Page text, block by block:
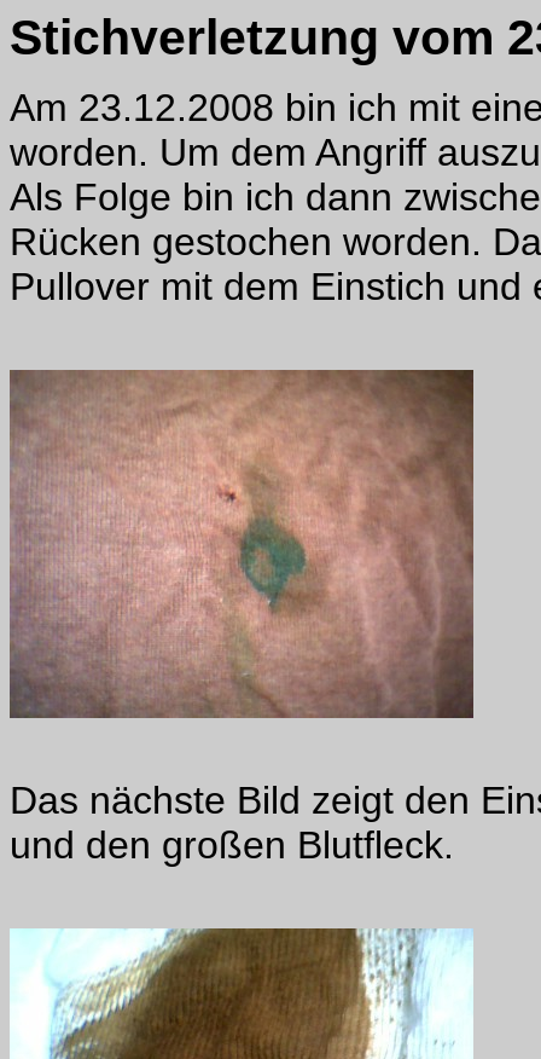
Stichverletzung vom
Am 23.12.2008 bin ich mit
worden. Um dem Angriff
Als Folge bin ich dann
Rücken gestochen worden.
Pullover mit dem Einstich
Das nächste Bild zeigt den
und den großen Blutfleck.